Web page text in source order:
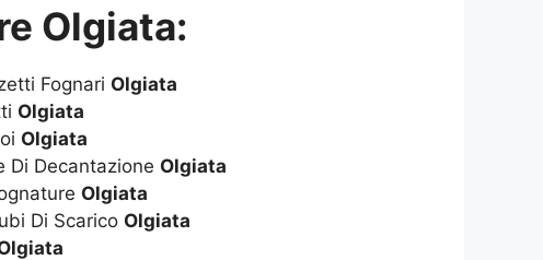
Olgiata:
Fognari Olgiata
Olgiata
Olgiata
Di Decantazione Olgiata
Olgiata
Di Scarico Olgiata